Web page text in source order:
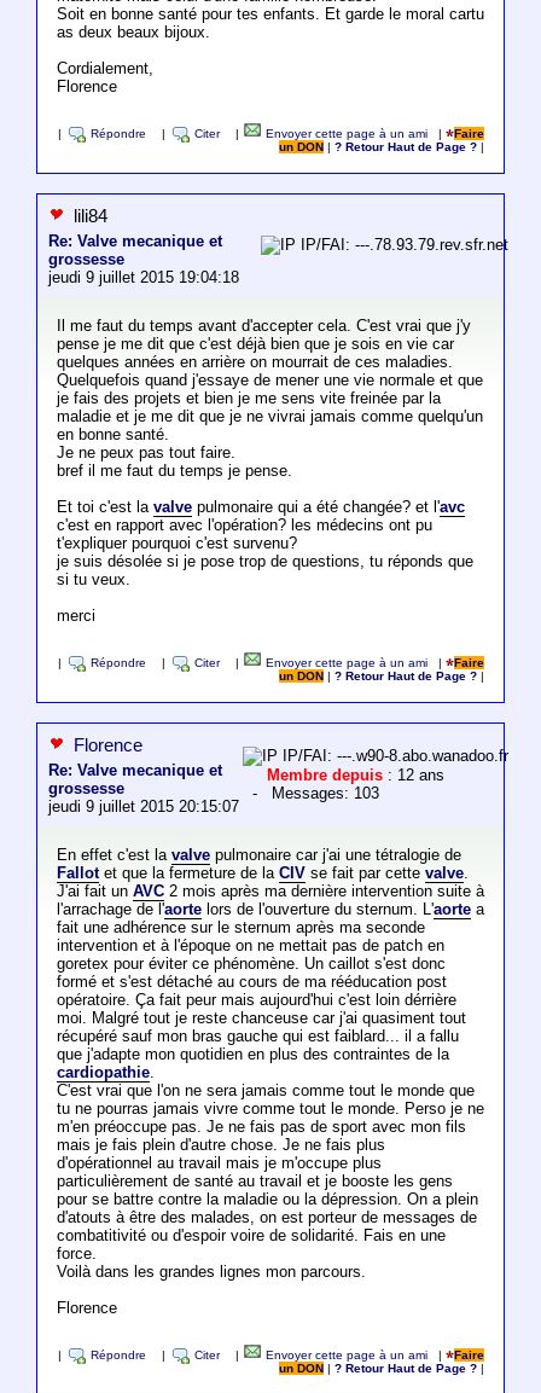
Soit en bonne santé pour tes enfants. Et garde le moral cartu
as deux beaux bijoux.
Cordialement,
Florence
Répondre Citer Envoyer cette page à un ami |
Faire
un DON
|? Retour Haut de Page ?
lili84
Re: Valve mecanique et
grossesse
jeudi 9 juillet 2015 19:04:18
IP/FAI: ---.78.93.79.rev.sfr.net
Il me faut du temps avant d'accepter cela. C'est vrai que j'y
pense je me dit que c'est déjà bien que je sois en vie car
quelques années en arrière on mourrait de ces maladies.
Quelquefois quand j'essaye de mener une vie normale et que
je fais des projets et bien je me sens vite freinée par la
maladie et je me dit que je ne vivrai jamais comme quelqu'un
en bonne santé.
Je ne peux pas tout faire.
bref il me faut du temps je pense.
Et toi c'est la valvepulmonaire qui a été changée? et l'avc
c'est en rapport avec l'opération? les médecins ont pu
t'expliquer pourquoi c'est survenu?
je suis désolée si je pose trop de questions, tu réponds que
si tu veux.
merci
Répondre Citer Envoyer cette page à un ami |
Faire
un DON
|? Retour Haut de Page ?
Florence
Re: Valve mecanique et
grossesse
jeudi 9 juillet 2015 20:15:07
IP/FAI: ---.w90-8.abo.wanadoo.fr
Membre depuis : 12 ans
- Messages: 103
En effet c'est la valvepulmonaire car j'ai une tétralogie de
Fallotet que la fermeture de la CIVse fait par cette valve.
J'ai fait un AVC2 mois après ma dernière intervention suite à
l'arrachage de l'aortelors de l'ouverture du sternum. L'aortea
fait une adhérence sur le sternum après ma seconde
intervention et à l'époque on ne mettait pas de patch en
goretex pour éviter ce phénomène. Un caillot s'est donc
formé et s'est détaché au cours de ma rééducation post
opératoire. Ça fait peur mais aujourd'hui c'est loin dérrière
moi. Malgré tout je reste chanceuse car j'ai quasiment tout
récupéré sauf mon bras gauche qui est faiblard... il a fallu
que j'adapte mon quotidien en plus des contraintes de la
cardiopathie.
C'est vrai que l'on ne sera jamais comme tout le monde que
tu ne pourras jamais vivre comme tout le monde. Perso je ne
m'en préoccupe pas. Je ne fais pas de sport avec mon fils
mais je fais plein d'autre chose. Je ne fais plus
d'opérationnel au travail mais je m'occupe plus
particulièrement de santé au travail et je booste les gens
pour se battre contre la maladie ou la dépression. On a plein
d'atouts à être des malades, on est porteur de messages de
combatitivité ou d'espoir voire de solidarité. Fais en une
force.
Voilà dans les grandes lignes mon parcours.
Florence
Répondre Citer Envoyer cette page à un ami |
Faire
un DON
|? Retour Haut de Page ?